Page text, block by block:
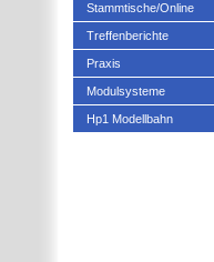
Stammtische/Online
Treffenberichte
Praxis
Modulsysteme
Hp1 Modellbahn